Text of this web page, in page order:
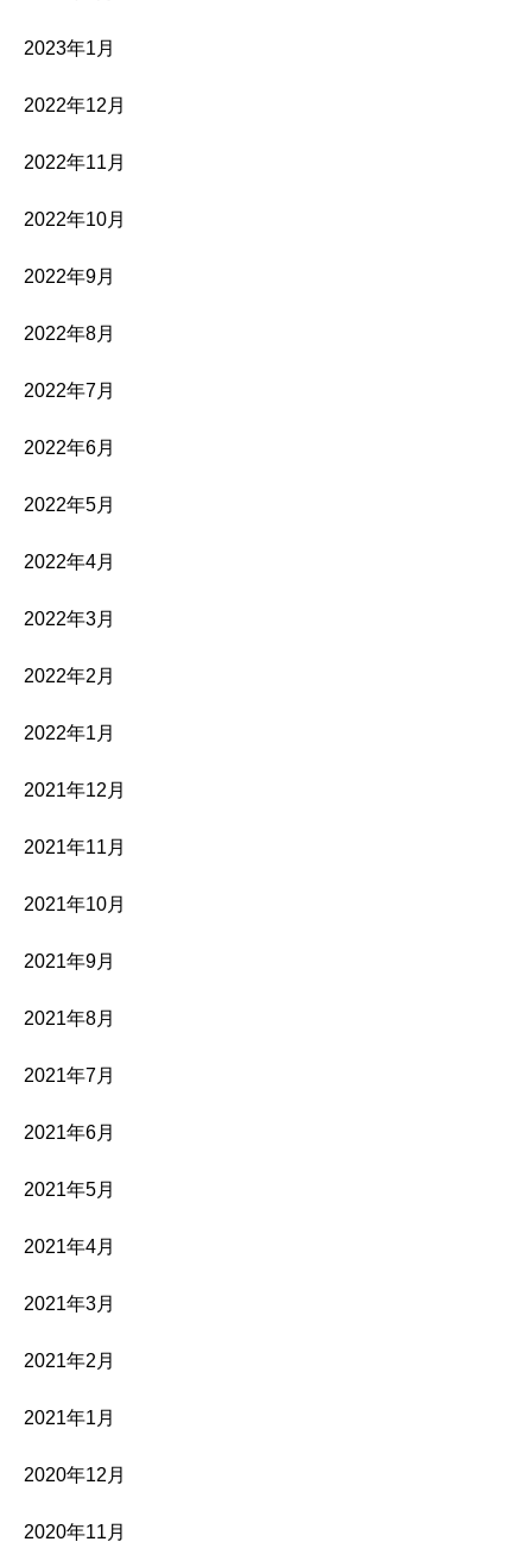
2023年1月
2022年12月
2022年11月
2022年10月
2022年9月
2022年8月
2022年7月
2022年6月
2022年5月
2022年4月
2022年3月
2022年2月
2022年1月
2021年12月
2021年11月
2021年10月
2021年9月
2021年8月
2021年7月
2021年6月
2021年5月
2021年4月
2021年3月
2021年2月
2021年1月
2020年12月
2020年11月